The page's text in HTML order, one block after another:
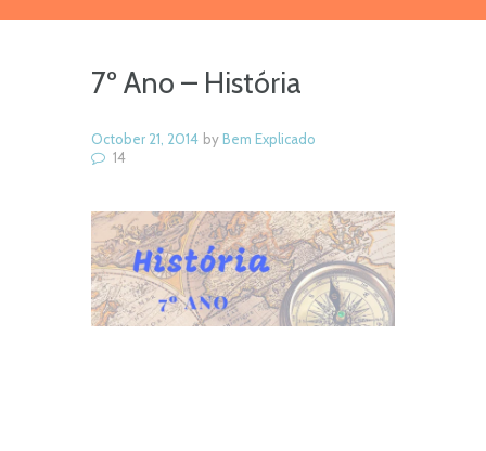
7º Ano – História
October 21, 2014 byBem Explicado
14